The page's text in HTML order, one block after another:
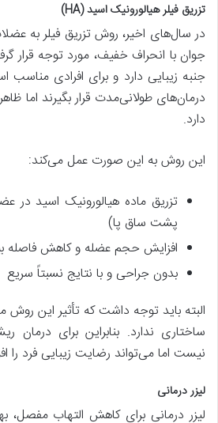
تزریق فیلر هیالورونیک اسید (HA)
در سال‌های اخیر، روش تزریق فیلر به
جوان با انحراف خفیف، مورد توجه قرار
جنبه زیبایی دارد و برای افرادی
درمان‌های طولانی‌مدت قرار بگیرند اما
دارد.
این روش به این صورت عمل می‌کند:
تزریق ماده هیالورونیک اسید در
پشت ساق پا)
افزایش حجم عضله و کاهش فاصله
بدون جراحی و با نتایج نسبتاً سریع
البته باید توجه داشت که تأثیر این
ساختاری ندارد. بنابراین برای درمان
نیست اما می‌تواند رضایت زیبایی فرد را
لیزر درمانی
لیزر درمانی برای کاهش التهاب